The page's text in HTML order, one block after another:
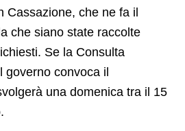
Cassazione, che ne fa il
che siano state raccolte
Se la Consulta
governo convoca il
una domenica tra il 15